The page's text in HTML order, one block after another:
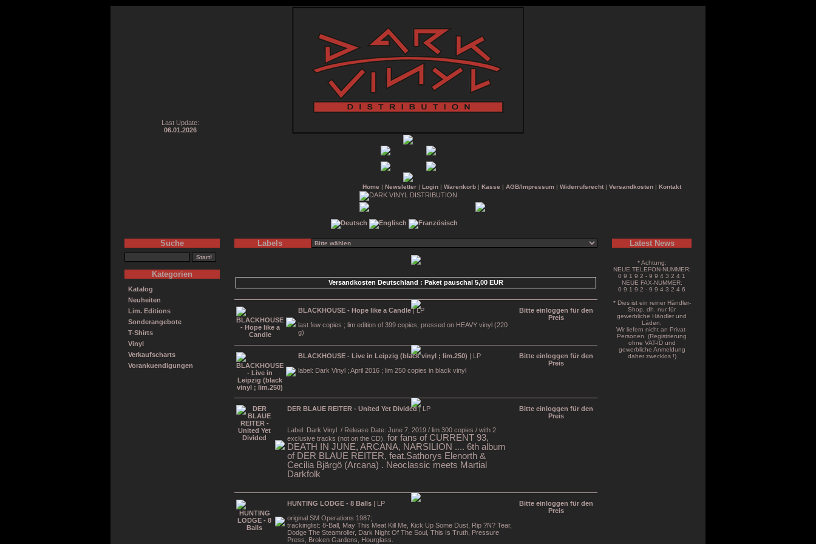
Last Update:
06.01.2026
Home | Newsletter| Login| Warenkorb| Kasse | AGB/Impressum| Widerrufsrecht| Versandkosten| Kontakt
Suche
Kategorien
Katalog
Neuheiten
Lim. Editions
Sonderangebote
T-Shirts
Vinyl
Verkaufscharts
Vorankuendigungen
Labels
Versandkosten Deutschland : Paket pauschal 5,00 EUR
BLACKHOUSE - Hope like a Candle| LP
last few copies ; lim edition of 399 copies, pressed on HEAVY vinyl (220
g)
Bitte einloggen für den
Preis
BLACKHOUSE - Live in Leipzig (black vinyl ; lim.250) | LP
label: Dark Vinyl ; April 2016 ; lim 250 copies in black vinyl
Bitte einloggen für den
Preis
DER BLAUE REITER - United Yet Divided| LP
Label: Dark Vinyl / Release Date: June 7, 2019 / lim 300 copies / with 2
exclusive tracks (not on the CD).
for fans of CURRENT 93,
DEATH IN JUNE, ARCANA, NARSILION .... 6th album
of DER BLAUE REITER, feat.Sathorys Elenorth &
Cecilia Bjärgö (Arcana) . Neoclassic meets Martial
Darkfolk
Bitte einloggen für den
Preis
HUNTING LODGE - 8 Balls | LP
original SM Operations 1987;
trackinglist: 8-Ball, May This Meat Kill Me, Kick Up Some Dust, Rip ?N? Tear,
Dodge The Steamroller, Dark Night Of The Soul, This Is Truth, Pressure
Press, Broken Gardens, Hourglass.
Bitte einloggen für den
Preis
Latest News
* Achtung:
NEUE TELEFON-NUMMER:
0 9 1 9 2 - 9 9 4 3 2 4 1
NEUE FAX-NUMMER:
0 9 1 9 2 - 9 9 4 3 2 4 6
* Dies ist ein reiner Händler-
Shop, dh. nur für
gewerbliche Händler und
Läden.
Wir liefern nicht an Privat-
Personen (Registrierung
ohne VAT-ID und
gewerbliche Anmeldung
daher zwecklos !)